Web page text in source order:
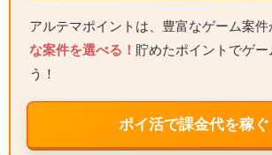
アルテマポイントは、豊富なゲーム案件
な案件を選べる！ 貯めたポイントでゲー
う！
ポイ活で課金代を稼ぐ